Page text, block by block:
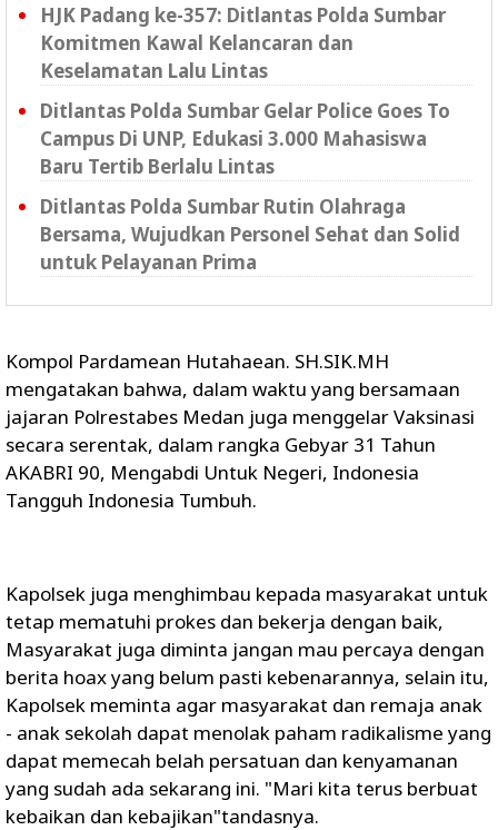
HJK Padang ke-357: Ditlantas Polda Sumbar
Komitmen Kawal Kelancaran dan
Keselamatan Lalu Lintas
Ditlantas Polda Sumbar Gelar Police Goes To
Campus Di UNP, Edukasi 3.000 Mahasiswa
Baru Tertib Berlalu Lintas
Ditlantas Polda Sumbar Rutin Olahraga
Bersama, Wujudkan Personel Sehat dan Solid
untuk Pelayanan Prima
Kompol Pardamean Hutahaean. SH.SIK.MH
mengatakan bahwa, dalam waktu yang bersamaan
jajaran Polrestabes Medan juga menggelar Vaksinasi
secara serentak, dalam rangka Gebyar 31 Tahun
AKABRI 90, Mengabdi Untuk Negeri, Indonesia
Tangguh Indonesia Tumbuh.
Kapolsek juga menghimbau kepada masyarakat untuk
tetap mematuhi prokes dan bekerja dengan baik,
Masyarakat juga diminta jangan mau percaya dengan
berita hoax yang belum pasti kebenarannya, selain itu,
Kapolsek meminta agar masyarakat dan remaja anak
- anak sekolah dapat menolak paham radikalisme yang
dapat memecah belah persatuan dan kenyamanan
yang sudah ada sekarang ini. "Mari kita terus berbuat
kebaikan dan kebajikan"tandasnya.